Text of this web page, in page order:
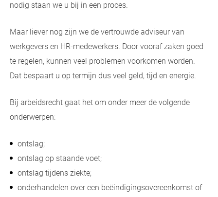
nodig staan we u bij in een proces.
Maar liever nog zijn we de vertrouwde adviseur van
werkgevers en HR-medewerkers. Door vooraf zaken goed
te regelen, kunnen veel problemen voorkomen worden.
Dat bespaart u op termijn dus veel geld, tijd en energie.
Bij arbeidsrecht gaat het om onder meer de volgende
onderwerpen:
ontslag;
ontslag op staande voet;
ontslag tijdens ziekte;
onderhandelen over een beëindigingsovereenkomst of